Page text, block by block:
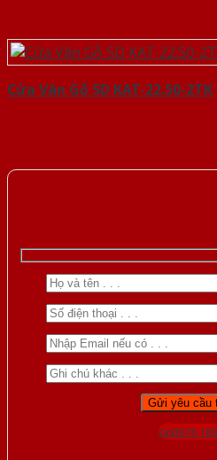
Cửa Vân Gỗ 5D KAT-22.50-2TK
Gọi